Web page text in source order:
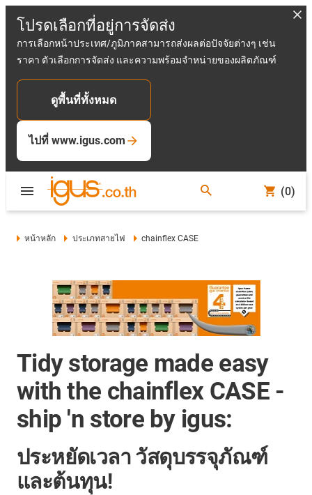
โปรดเลือกที่อยู่การจัดส่ง
การเลือกหน้าประเทศ/ภูมิภาคสามารถส่งผลต่อปัจจัยต่างๆ เช่น
ราคา ตัวเลือกการจัดส่ง และความพร้อมจำหน่ายของผลิตภัณฑ์
ดูพื้นที่ทั้งหมด
ไปที่ www.igus.com
(0)
หน้าหลัก ประเภทสายไฟ chainflex CASE
Tidy storage made easy
with the chainflex CASE -
ship 'n store by igus:
ประหยัดเวลา วัสดุบรรจุภัณฑ์
และต้นทุน!